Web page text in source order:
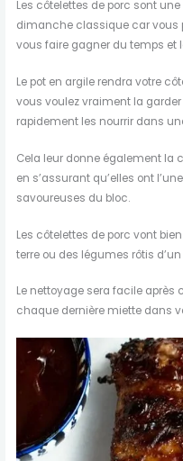
Les côtelettes de porc sont
dimanche classique car vous
vous faire gagner du temps et
Le pot en argile rendra votre
vous voulez vraiment la
rapidement les nourrir dans
Cela leur donne également la
en s’assurant qu’elles ont
savoureuses du bloc.
Les côtelettes de porc vont
terre ou des légumes rôtis
Le nettoyage sera facile
chaque dernière miette dans